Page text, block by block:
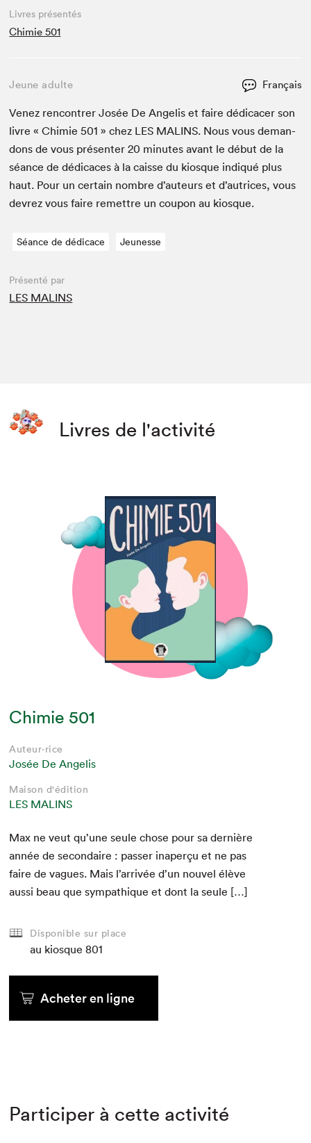
Livres présentés
Chimie 501
Jeune adulte Français
Venez ren­con­tr­er Josée De Ange­lis et faire dédi­cac­er son
livre « Chimie501 » chez LES MALINS. Nous vous deman­
dons de vous présen­ter20 min­utes avant le début de la
séance de dédi­caces à la caisse du kiosque indiqué plus
haut. Pour un cer­tain nom­bre d’auteurs et d’autrices, vous
devrez vous faire remet­tre un coupon au kiosque.
Séance de dédicace Jeunesse
Présenté par
LES MALINS
Livres de l'activité
Chimie 501
Auteur·rice
Josée De Angelis
Maison d'édition
LES MALINS
Max ne veut qu’une seule chose pour sa dernière
année de sec­ondaire : pass­er inaperçu et ne pas
faire de vagues. Mais l’arrivée d’un nou­v­el élève
aus­si beau que sym­pa­thique et dont la seule […]
Disponible sur place
au kiosque 801
Acheter en ligne
Participer à cette activité